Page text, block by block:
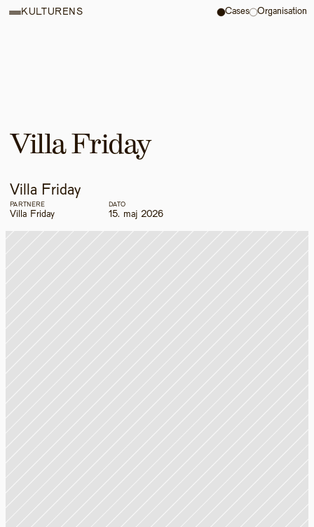
Villa Friday
Villa Friday
PARTNERE
Villa Friday
DATO
15. maj 2026
KULTURENS Cases Organisation